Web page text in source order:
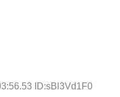
ID:sBl3Vd1F0